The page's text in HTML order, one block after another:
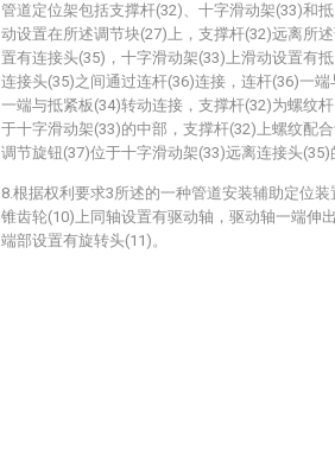
管道定位架包括支撑杆(32)、十字滑动架(33)和
动设置在所述调节块(27)上，支撑杆(32)远离所
置有连接头(35)，十字滑动架(33)上滑动设置有
连接头(35)之间通过连杆(36)连接，连杆(36)一端
一端与抵紧板(34)转动连接，支撑杆(32)为螺纹
于十字滑动架(33)的中部，支撑杆(32)上螺纹配
调节旋钮(37)位于十字滑动架(33)远离连接头(35)
8.根据权利要求3所述的一种管道安装辅助定位
锥齿轮(10)上同轴设置有驱动轴，驱动轴一端伸
端部设置有旋转头(11)。